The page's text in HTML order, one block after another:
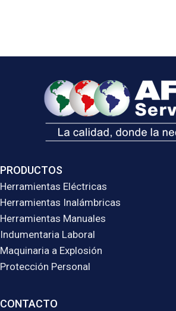
PRODUCTOS
Herramientas Eléctricas
Herramientas Inalámbricas
Herramientas Manuales
Indumentaria Laboral
Maquinaria a Explosión
Protección Personal
CONTACTO